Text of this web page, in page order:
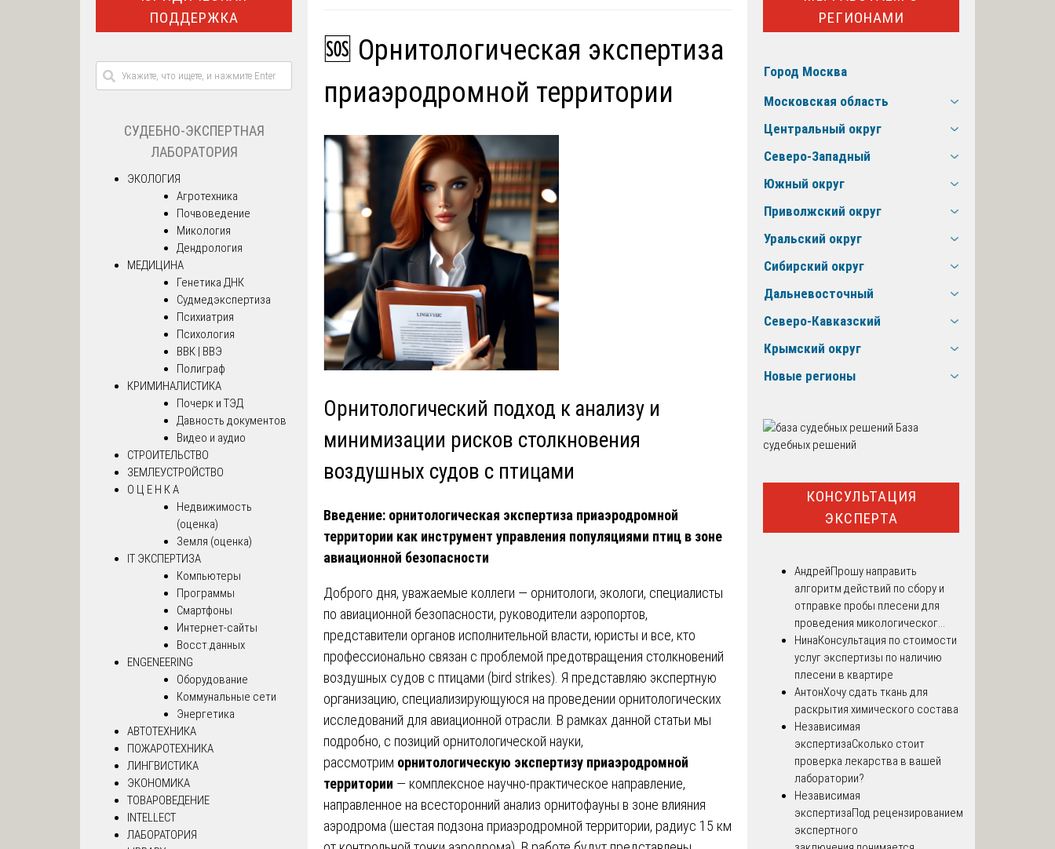
🆘 Орнитологическая экспертиза
приаэродромной территории
Орнитологический подход к анализу и
минимизации рисков столкновения
воздушных судов с птицами
Введение: орнитологическая экспертиза приаэродромной
территории как инструмент управления популяциями птиц в зоне
авиационной безопасности
Доброго дня, уважаемые коллеги — орнитологи, экологи, специалисты
по авиационной безопасности, руководители аэропортов,
представители органов исполнительной власти, юристы и все, кто
профессионально связан с проблемой предотвращения столкновений
воздушных судов с птицами (bird strikes). Я представляю экспертную
организацию, специализирующуюся на проведении орнитологических
исследований для авиационной отрасли. В рамках данной статьи мы
подробно, с позиций орнитологической науки,
рассмотрим орнитологическую экспертизу приаэродромной
территории — комплексное научно-практическое направление,
направленное на всесторонний анализ орнитофауны в зоне влияния
аэродрома (шестая подзона приаэродромной территории, радиус 15 км
ПОДДЕРЖКА
СУДЕБНО-ЭКСПЕРТНАЯ
ЛАБОРАТОРИЯ
ЭКОЛОГИЯ
Агротехника
Почвоведение
Микология
Дендрология
МЕДИЦИНА
Генетика ДНК
Судмедэкспертиза
Психиатрия
Психология
ВВК | ВВЭ
Полиграф
КРИМИНАЛИСТИКА
Почерк и ТЭД
Давность документов
Видео и аудио
СТРОИТЕЛЬСТВО
ЗЕМЛЕУСТРОЙСТВО
О Ц Е Н К А
Недвижимость
(оценка)
Земля (оценка)
IT ЭКСПЕРТИЗА
Компьютеры
Программы
Смартфоны
Интернет-сайты
Восст.данных
ENGENEERING
Оборудование
Коммунальные сети
Энергетика
АВТОТЕХНИКА
ПОЖАРОТЕХНИКА
ЛИНГВИСТИКА
ЭКОНОМИКА
ТОВАРОВЕДЕНИЕ
INTELLECT
ЛАБОРАТОРИЯ
РЕГИОНАМИ
Город Москва
Московская область
Центральный округ
Северо-Западный
Южный округ
Приволжский округ
Уральский округ
Сибирский округ
Дальневосточный
Северо-Кавказский
Крымский округ
Новые регионы
База
судебных решений
КОНСУЛЬТАЦИЯ
ЭКСПЕРТА
АндрейПрошу направить
алгоритм действий по сбору и
отправке пробы плесени для
проведения микологическог...
НинаКонсультация по стоимости
услуг экспертизы по наличию
плесени в квартире
АнтонХочу сдать ткань для
раскрытия химического состава
Независимая
экспертизаСколько стоит
проверка лекарства в вашей
лаборатории?
Независимая
экспертизаПод рецензированием
экспертного